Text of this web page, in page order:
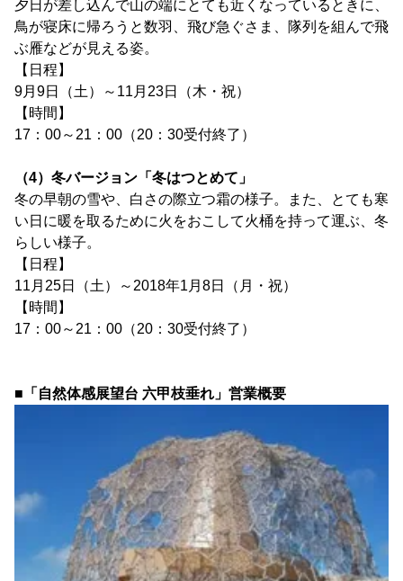
夕日が差し込んで山の端にとても近くなっているときに、
鳥が寝床に帰ろうと数羽、飛び急ぐさま、隊列を組んで飛
ぶ雁などが見える姿。
【日程】
9月9日（土）～11月23日（木・祝）
【時間】
17：00～21：00（20：30受付終了）
（4）冬バージョン「冬はつとめて」
冬の早朝の雪や、白さの際立つ霜の様子。また、とても寒
い日に暖を取るために火をおこして火桶を持って運ぶ、冬
らしい様子。
【日程】
11月25日（土）～2018年1月8日（月・祝）
【時間】
17：00～21：00（20：30受付終了）
■「自然体感展望台 六甲枝垂れ」営業概要